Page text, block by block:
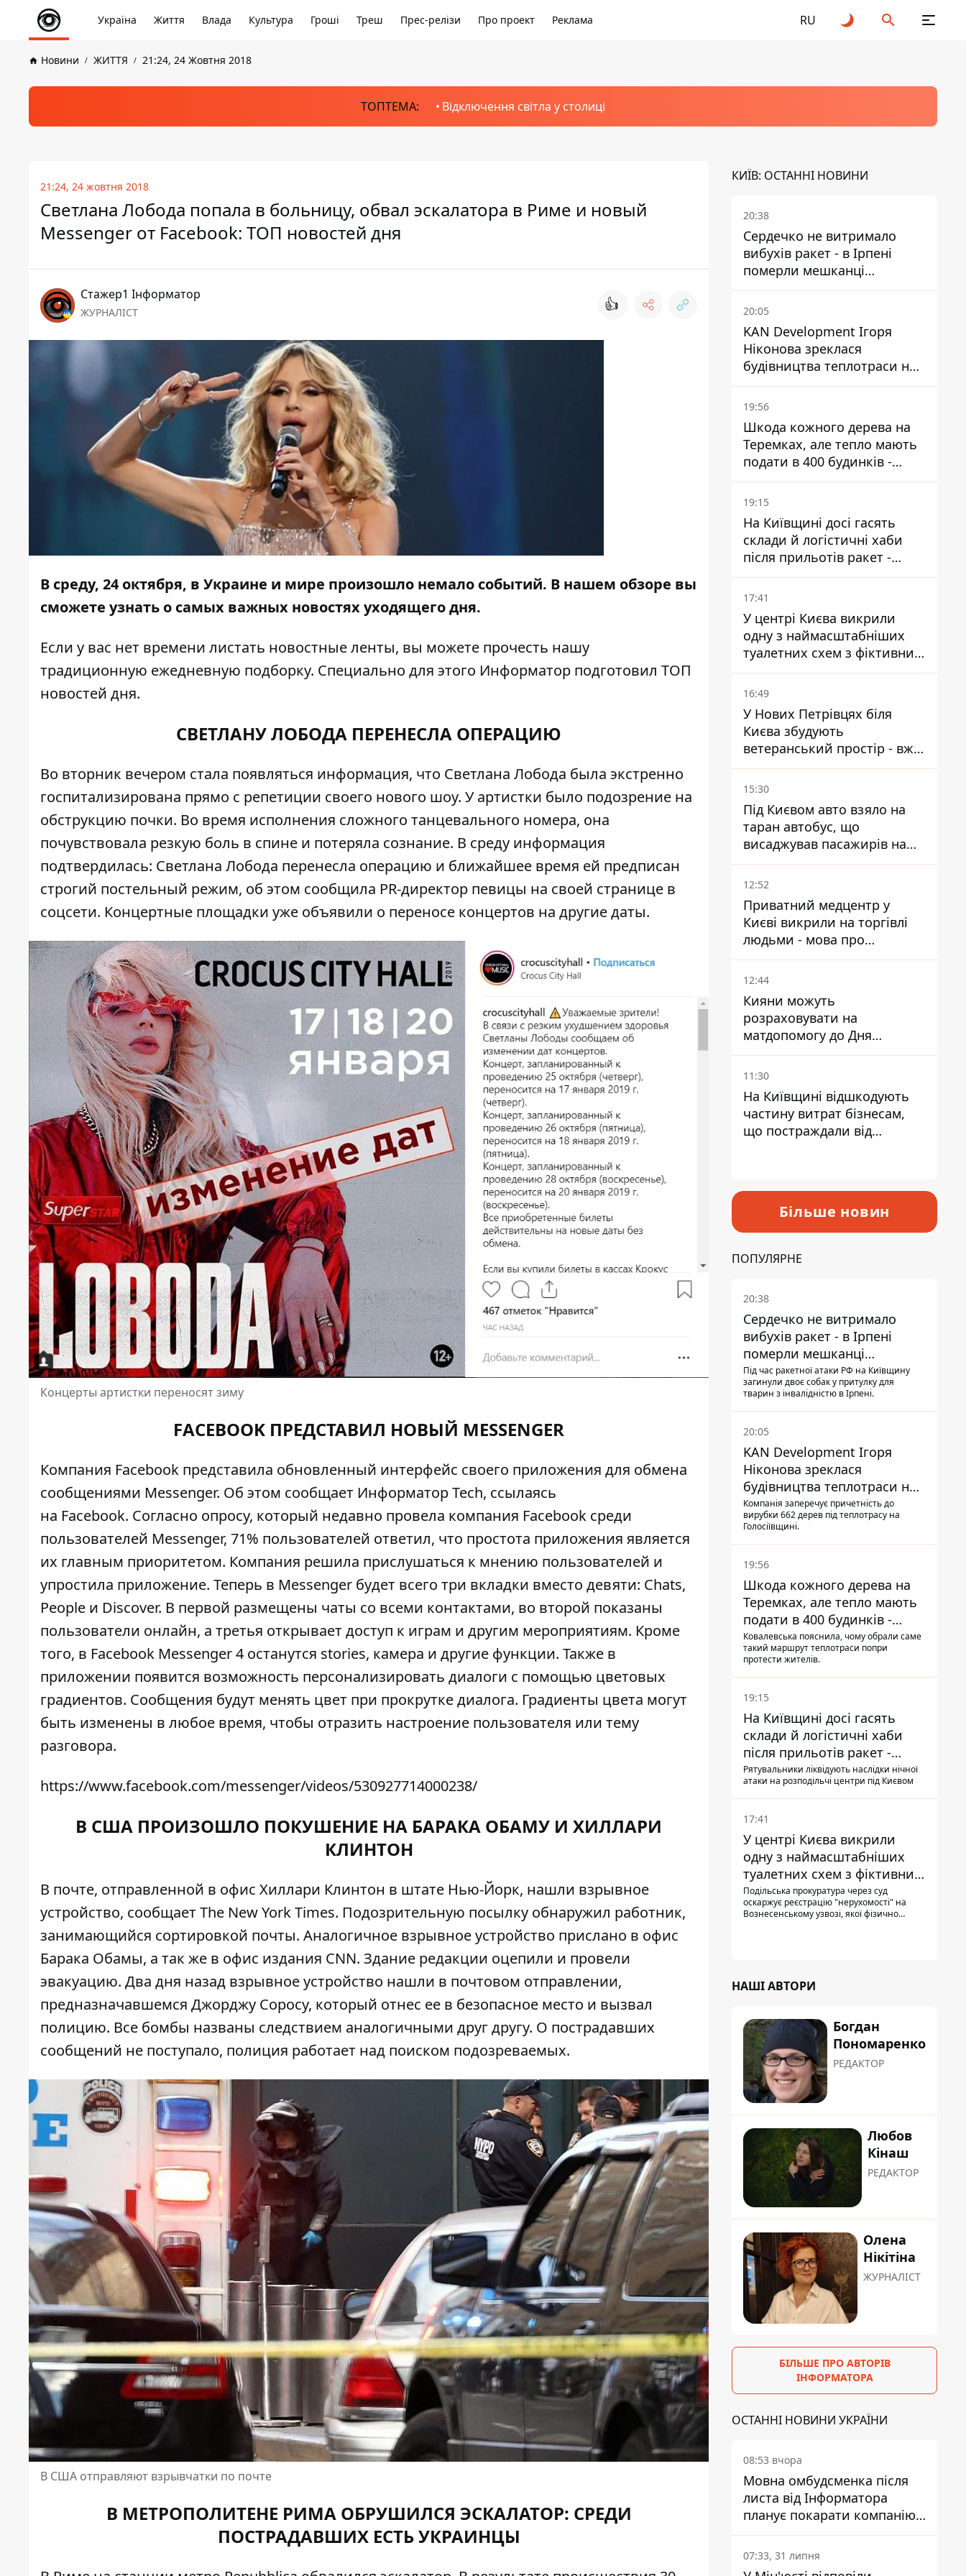
Україна Життя Влада Культура Гроші Треш Прес-релізи Про проект Реклама RU
Новини ЖИТТЯ 21:24, 24 Жовтня 2018
ТОПТЕМА: Відключення світла у столиці
21:24, 24 жовтня 2018
Светлана Лобода попала в больницу, обвал эскалатора в Риме и новый
Messenger от Facebook: ТОП новостей дня
Стажер1 Інформатор
ЖУРНАЛІСТ 👍
В среду, 24 октября, в Украине и мире произошло немало событий. В нашем обзоре вы
сможете узнать о самых важных новостях уходящего дня.
Если у вас нет времени листать новостные ленты, вы можете прочесть нашу
традиционную ежедневную подборку. Специально для этого Информатор подготовил ТОП
новостей дня.
СВЕТЛАНУ ЛОБОДА ПЕРЕНЕСЛА ОПЕРАЦИЮ
Во вторник вечером стала появляться информация, что Светлана Лобода была экстренно
госпитализирована прямо с репетиции своего нового шоу. У артистки было подозрение на
обструкцию почки. Во время исполнения сложного танцевального номера, она
почувствовала резкую боль в спине и потеряла сознание. В среду информация
подтвердилась: Светлана Лобода перенесла операцию и ближайшее время ей предписан
строгий постельный режим, об этом сообщила PR-директор певицы на своей странице в
соцсети. Концертные площадки уже объявили о переносе концертов на другие даты.
Концерты артистки переносят зиму
FACEBOOK ПРЕДСТАВИЛ НОВЫЙ MESSENGER
Компания Facebook представила обновленный интерфейс своего приложения для обмена
сообщениями Messenger. Об этом сообщает Информатор Tech, ссылаясь
на Facebook. Согласно опросу, который недавно провела компания Facebook среди
пользователей Messenger, 71% пользователей ответил, что простота приложения является
их главным приоритетом. Компания решила прислушаться к мнению пользователей и
упростила приложение. Теперь в Messenger будет всего три вкладки вместо девяти: Chats,
People и Discover. В первой размещены чаты со всеми контактами, во второй показаны
пользователи онлайн, а третья открывает доступ к играм и другим мероприятиям. Кроме
того, в Facebook Messenger 4 останутся stories, камера и другие функции. Также в
приложении появится возможность персонализировать диалоги с помощью цветовых
градиентов. Сообщения будут менять цвет при прокрутке диалога. Градиенты цвета могут
быть изменены в любое время, чтобы отразить настроение пользователя или тему
разговора.
https://www.facebook.com/messenger/videos/530927714000238/
В США ПРОИЗОШЛО ПОКУШЕНИЕ НА БАРАКА ОБАМУ И ХИЛЛАРИ
КЛИНТОН
В почте, отправленной в офис Хиллари Клинтон в штате Нью-Йорк, нашли взрывное
устройство, сообщает The New York Times. Подозрительную посылку обнаружил работник,
занимающийся сортировкой почты. Аналогичное взрывное устройство прислано в офис
Барака Обамы, а так же в офис издания CNN. Здание редакции оцепили и провели
эвакуацию. Два дня назад взрывное устройство нашли в почтовом отправлении,
предназначавшемся Джорджу Соросу, который отнес ее в безопасное место и вызвал
полицию. Все бомбы названы следствием аналогичными друг другу. О пострадавших
сообщений не поступало, полиция работает над поиском подозреваемых.
В США отправляют взрывчатки по почте
В МЕТРОПОЛИТЕНЕ РИМА ОБРУШИЛСЯ ЭСКАЛАТОР: СРЕДИ
ПОСТРАДАВШИХ ЕСТЬ УКРАИНЦЫ
КИЇВ: ОСТАННІ НОВИНИ
20:38
Сердечко не витримало
вибухів ракет - в Ірпені
померли мешканці
притулку для собак з
інвалідністю
20:05
KAN Development Ігоря
Ніконова зреклася
будівництва теплотраси на
Теремках
19:56
Шкода кожного дерева на
Теремках, але тепло мають
подати в 400 будинків -
депутатка Київради
19:15
На Київщині досі гасять
склади й логістичні хаби
після прильотів ракет -
ДСНС
17:41
У центрі Києва викрили
одну з наймасштабніших
туалетних схем з фіктивним
будинком
16:49
У Нових Петрівцях біля
Києва збудують
ветеранський простір - вже
знайшли проєктанта
15:30
Під Києвом авто взяло на
таран автобус, що
висаджував пасажирів на
зупинці - пасажирка в
лікарні
12:52
Приватний медцентр у
Києві викрили на торгівлі
людьми - мова про
сурогатне материнство
12:44
Кияни можуть
розраховувати на
матдопомогу до Дня
незалежності - кому її
дадуть
11:30
На Київщині відшкодують
частину витрат бізнесам,
що постраждали від
Більше новин
ПОПУЛЯРНЕ
20:38
Сердечко не витримало
вибухів ракет - в Ірпені
померли мешканці
притулку для собак з
інвалідністю
Під час ракетної атаки РФ на Київщину
загинули двоє собак у притулку для
тварин з інвалідністю в Ірпені.
20:05
KAN Development Ігоря
Ніконова зреклася
будівництва теплотраси на
Теремках
Компанія заперечує причетність до
вирубки 662 дерев під теплотрасу на
Голосіївщині.
19:56
Шкода кожного дерева на
Теремках, але тепло мають
подати в 400 будинків -
депутатка Київради
Ковалевська пояснила, чому обрали саме
такий маршрут теплотраси попри
протести жителів.
19:15
На Київщині досі гасять
склади й логістичні хаби
після прильотів ракет -
ДСНС
Рятувальники ліквідують наслідки нічної
атаки на розподільчі центри під Києвом
17:41
У центрі Києва викрили
одну з наймасштабніших
туалетних схем з фіктивним
будинком
Подільська прокуратура через суд
оскаржує реєстрацію "нерухомості" на
Вознесенському узвозі, якої фізично
НАШІ АВТОРИ
Богдан
Пономаренко
РЕДАКТОР
Любов
Кінаш
РЕДАКТОР
Олена
Нікітіна
ЖУРНАЛІСТ
БІЛЬШЕ ПРО АВТОРІВ
ІНФОРМАТОРА
ОСТАННІ НОВИНИ УКРАЇНИ
08:53 вчора
Мовна омбудсменка після
листа від Інформатора
планує покарати компанію-
підрядника ПриватБанку
07:33, 31 липня